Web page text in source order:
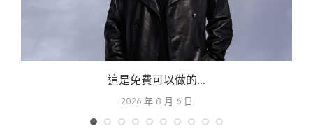
這是免費可以做的...
2026 年 8 月 6 日